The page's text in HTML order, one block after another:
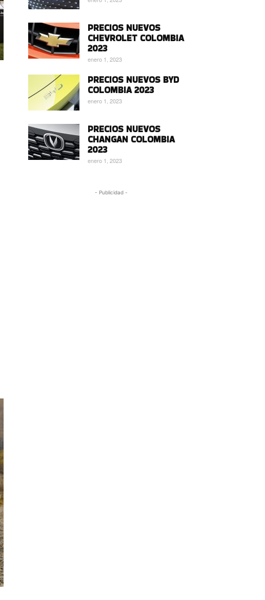
PRECIOS NUEVOS
CHEVROLET COLOMBIA
2023
enero 1, 2023
PRECIOS NUEVOS BYD
COLOMBIA 2023
enero 1, 2023
PRECIOS NUEVOS
CHANGAN COLOMBIA
2023
enero 1, 2023
- Publicidad -